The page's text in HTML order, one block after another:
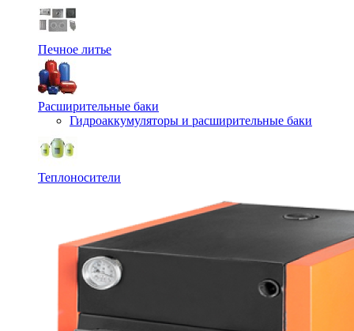
Печное литье
Расширительные баки
Гидроаккумуляторы и расширительные баки
Теплоносители